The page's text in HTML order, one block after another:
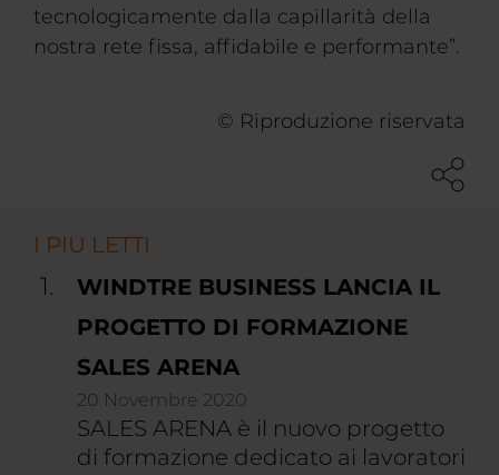
tecnologicamente dalla capillarità della
nostra rete fissa, affidabile e performante”.
© Riproduzione riservata
I PIU LETTI
WINDTRE BUSINESS LANCIA IL
PROGETTO DI FORMAZIONE
SALES ARENA
20 Novembre 2020
SALES ARENA è il nuovo progetto
di formazione dedicato ai lavoratori